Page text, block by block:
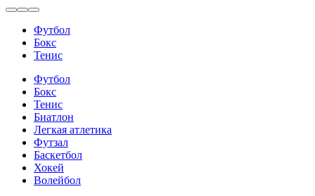
Футбол
Бокс
Тенис
Футбол
Бокс
Тенис
Биатлон
Легкая атлетика
Футзал
Баскетбол
Хокей
Волейбол